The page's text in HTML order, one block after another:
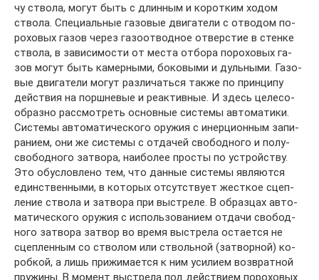
чу ство­ла, мо­гут быть с длин­ным и ко­рот­ким хо­дом
ство­ла. Спе­ци­аль­ные га­зо­вые дви­га­те­ли с от­во­дом по­
ро­хо­вых га­зов че­рез га­зо­от­вод­ное от­вер­стие в стен­ке
ство­ла, в за­ви­си­мо­сти от мес­та от­бо­ра по­ро­хо­вых га­
зов мо­гут быть ка­мер­ны­ми, бо­ко­вы­ми и дуль­ны­ми. Га­зо­
вые дви­га­те­ли мо­гут раз­ли­чать­ся так­же по прин­ци­пу
дей­ст­вия на порш­не­вые и ре­ак­тив­ные. И здесь це­ле­со­
об­раз­но рас­смот­реть ос­нов­ные сис­те­мы ав­то­ма­ти­ки.
Сис­те­мы ав­то­ма­ти­че­ско­го ору­жия с инер­ци­он­ным за­пи­
ра­ни­ем, они же сис­те­мы с от­да­чей сво­бод­но­го и по­лу­
сво­бод­но­го за­тво­ра, наи­бо­лее про­сты по уст­рой­ст­ву.
Это обу­слов­ле­но тем, что дан­ные сис­те­мы яв­ля­ют­ся
един­ст­вен­ны­ми, в ко­то­рых от­сут­ст­ву­ет же­ст­кое сце­п­
ле­ние ство­ла и за­тво­ра при вы­стре­ле. В об­раз­цах ав­то­
ма­ти­че­ско­го ору­жия с ис­поль­зо­ва­ни­ем от­да­чи сво­бод­
но­го за­тво­ра за­твор во вре­мя вы­стре­ла ос­та­ет­ся не
сце­п­лен­ным со ство­лом или стволь­ной (за­твор­ной) ко­
роб­кой, а лишь при­жи­ма­ет­ся к ним уси­ли­ем воз­врат­ной
пру­жи­ны. В мо­мент вы­стре­ла под дей­ст­ви­ем по­ро­хо­вых